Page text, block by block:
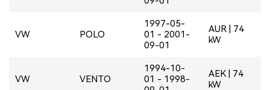
VW POLO
1997-05-
01 - 2001-
09-01
AUR | 74
kW
VW VENTO
1994-10-
01 - 1998-
AEK | 74
kW